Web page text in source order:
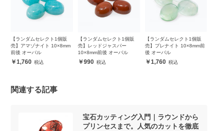
【ランダムセレクト1個販
売】アマゾナイト 10×8mm
前後 オーバル
1,760
【ランダムセレクト1個販
売】レッドジャスパー
10×8mm前後 オーバル
990
【ランダムセレクト1個販
売】プレナイト 10×8mm前
後 オーバル
1,760
関連する記事
宝石カッティング入門｜ラウンドから
プリンセスまで。人気のカットを徹底